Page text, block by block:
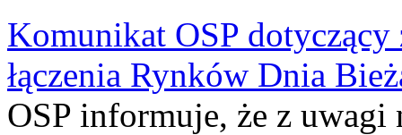
Komunikat OSP dotyczący
łączenia Rynków Dnia
OSP informuje, że z uwagi